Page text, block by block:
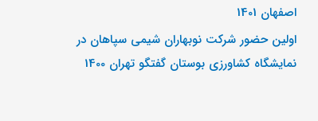
اصفهان 1401
اولین حضور شرکت نوبهاران شیمی سپاهان در
نمایشگاه کشاورزی بوستان گفتگو تهران 1400